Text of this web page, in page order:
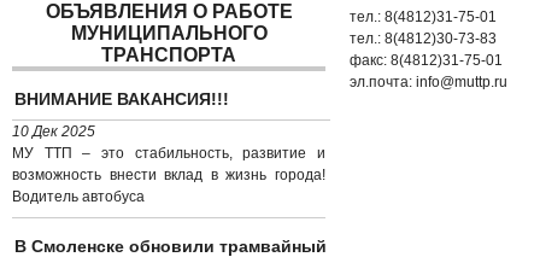
ОБЪЯВЛЕНИЯ О РАБОТЕ
МУНИЦИПАЛЬНОГО
ТРАНСПОРТА
ВНИМАНИЕ ВАКАНСИЯ!!!
10 Дек 2025
МУ ТТП – это стабильность, развитие и
возможность внести вклад в жизнь города!
Водитель автобуса
В Смоленске обновили трамвайный
тел.: 8(4812)31-75-01
тел.: 8(4812)30-73-83
факс: 8(4812)31-75-01
эл.почта: info@muttp.ru